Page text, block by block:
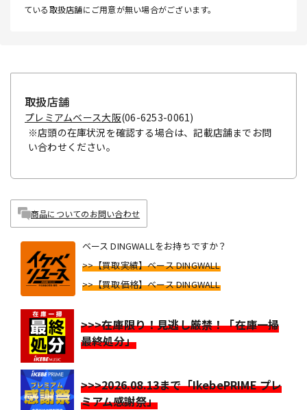
ている取扱店舗にご用意が無い場合がございます。
取扱店舗
プレミアムベース大阪(06-6253-0061)
※店頭の在庫状況を確認する場合は、記載店舗までお問
い合わせください。
商品についてのお問い合わせ
ベース DINGWALLをお持ちですか？
>>【買取実績】ベース DINGWALL
>>【買取価格】ベース DINGWALL
>>>在庫限り！見逃し厳禁！「在庫一掃
最終処分」
>>>2026.08.13まで「IkebePRIME プレ
ミアム感謝祭」